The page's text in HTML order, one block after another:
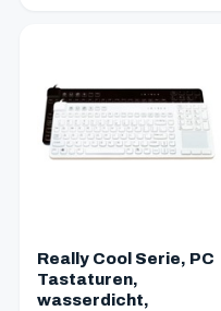
Really Cool Serie, PC
Tastaturen,
wasserdicht,